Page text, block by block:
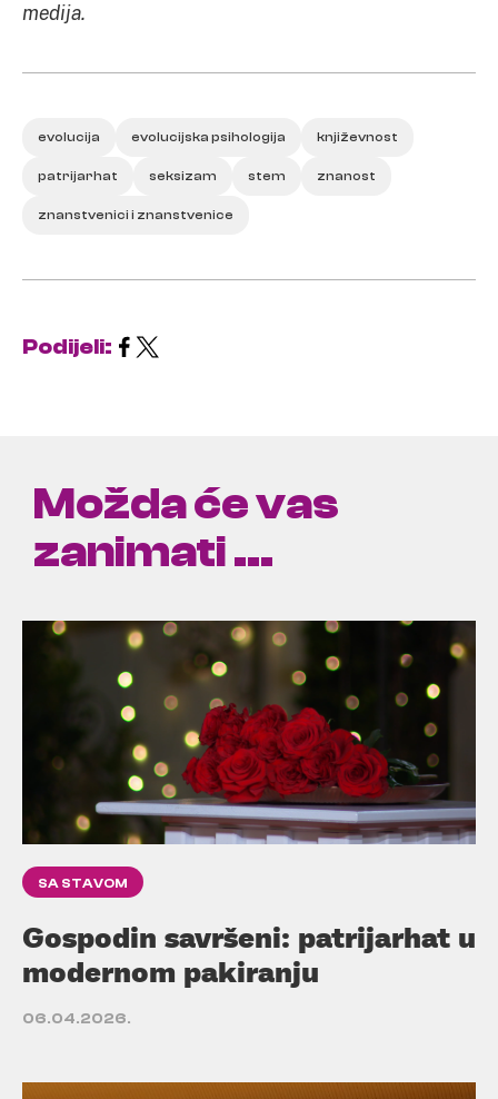
medija.
evolucija evolucijska psihologija književnost
patrijarhat seksizam stem znanost
znanstvenici i znanstvenice
Podijeli:
Možda će vas
zanimati ...
SA STAVOM
Gospodin savršeni: patrijarhat u
modernom pakiranju
06.04.2026.